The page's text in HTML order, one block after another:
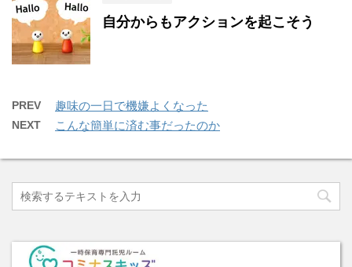
自分からもアクションを起こそう
PREV 趣味の一日で機嫌よくなった
NEXT こんな簡単に済む事だったのか